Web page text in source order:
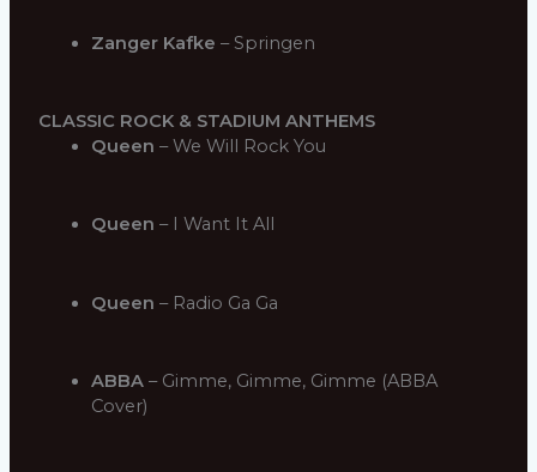
Zanger Kafke – Springen
CLASSIC ROCK & STADIUM ANTHEMS
Queen – We Will Rock You
Queen – I Want It All
Queen – Radio Ga Ga
ABBA – Gimme, Gimme, Gimme (ABBA
Cover)